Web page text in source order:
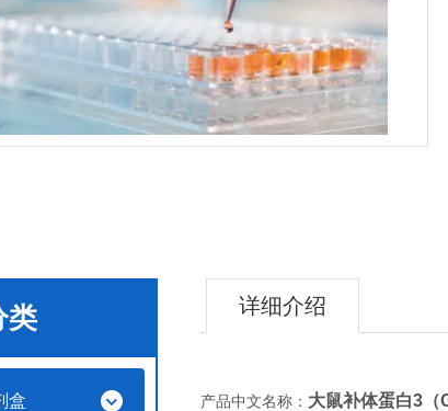
类
盒
详细介绍
产品中文名称： 大鼠补体蛋白3